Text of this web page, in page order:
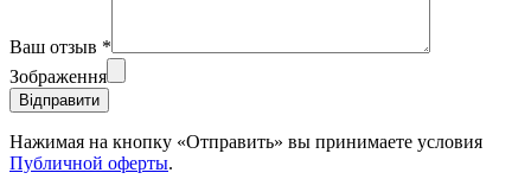
Ваш отзыв *
Зображення
Відправити
Нажимая на кнопку «Отправить» вы принимаете условия
Публичной оферты.